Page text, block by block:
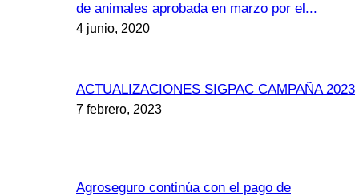
de animales aprobada en marzo por el...
4 junio, 2020
ACTUALIZACIONES SIGPAC CAMPAÑA 2023
7 febrero, 2023
Agroseguro continúa con el pago de